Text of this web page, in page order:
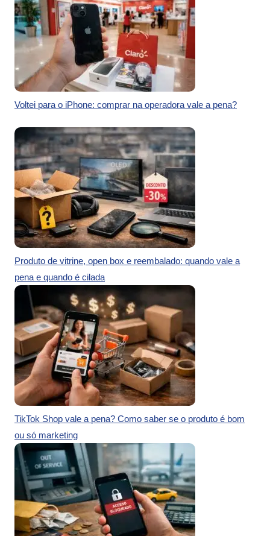
Voltei para o iPhone: comprar na operadora vale a pena?
Produto de vitrine, open box e reembalado: quando vale a
pena e quando é cilada
TikTok Shop vale a pena? Como saber se o produto é bom
ou só marketing